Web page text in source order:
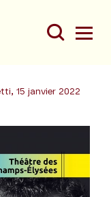
15 janvier 2022